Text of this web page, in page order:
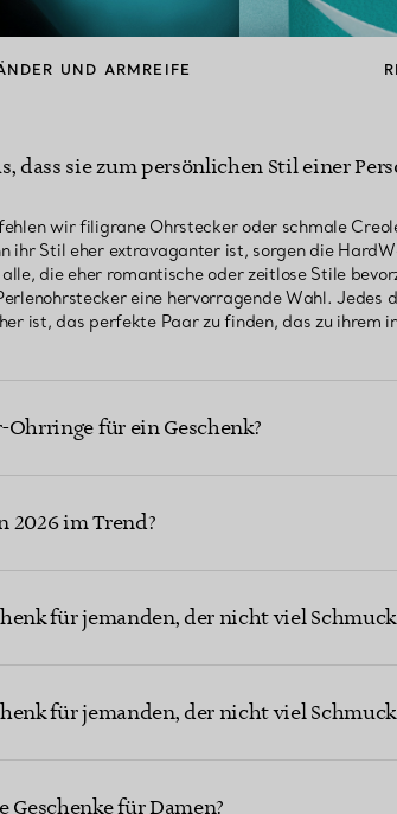
UND ARMREIFE
dass sie zum persönlichen Stil einer
wir filigrane Ohrstecker oder schmale
ihr Stil eher extravaganter ist, sorgen die
die eher romantische oder zeitlose Stile
eine hervorragende Wahl. Jedes
ist, das perfekte Paar zu finden, das zu ihrem
für ein Geschenk?
2026 im Trend?
für jemanden, der nicht viel
für jemanden, der nicht viel
für Damen?